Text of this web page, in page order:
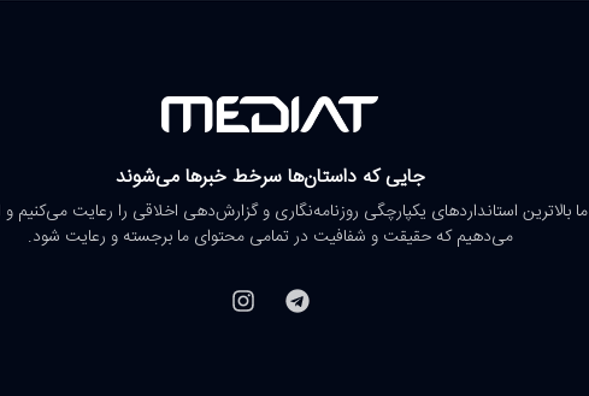
جایی که داستان‌ها سرخط خبرها می‌شوند
ما بالاترین استانداردهای یکپارچگی روزنامه‌نگاری و گزارش‌دهی اخلاقی را رعایت می‌کنیم و
می‌دهیم که حقیقت و شفافیت در تمامی محتوای ما برجسته و رعایت شود.